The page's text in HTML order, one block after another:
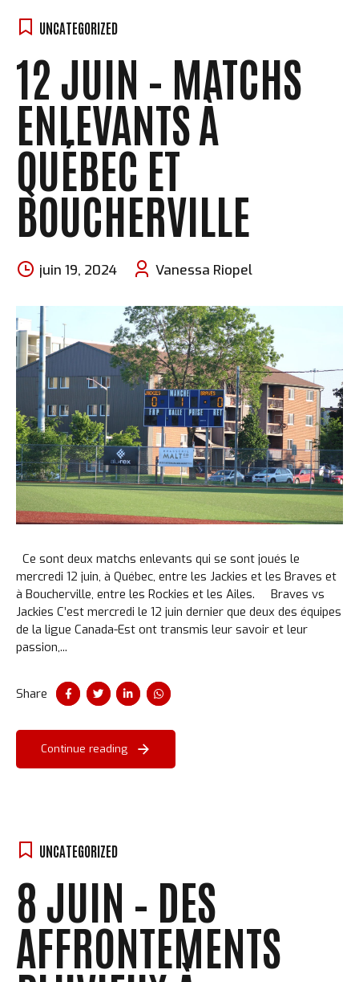
UNCATEGORIZED
12 JUIN – MATCHS
ENLEVANTS À
QUÉBEC ET
BOUCHERVILLE
juin 19, 2024 Vanessa Riopel
Ce sont deux matchs enlevants qui se sont joués le
mercredi 12 juin, à Québec, entre les Jackies et les Braves et
à Boucherville, entre les Rockies et les Ailes. Braves vs
Jackies C’est mercredi le 12 juin dernier que deux des équipes
de la ligue Canada-Est ont transmis leur savoir et leur
passion,...
Share
Continue reading
UNCATEGORIZED
8 JUIN – DES
AFFRONTEMENTS